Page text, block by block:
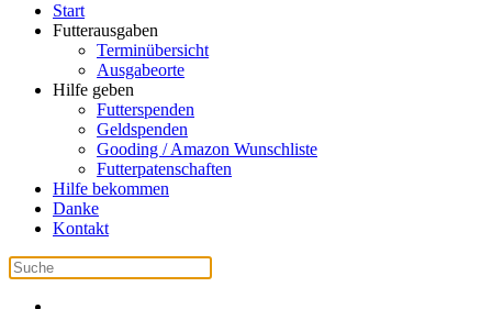
Start
Futterausgaben
Terminübersicht
Ausgabeorte
Hilfe geben
Futterspenden
Geldspenden
Gooding / Amazon Wunschliste
Futterpatenschaften
Hilfe bekommen
Danke
Kontakt